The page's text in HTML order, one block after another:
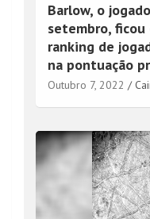
Barlow, o
setembro,
ranking de
na pontuação
Outubro 7, 2022